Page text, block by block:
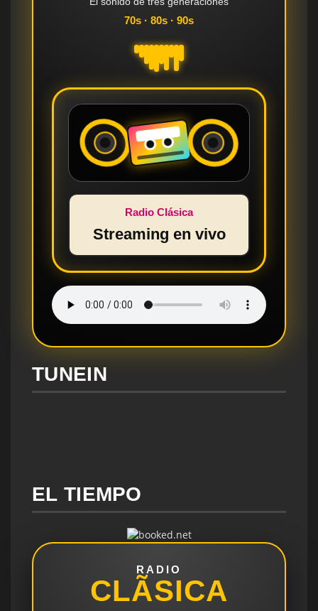
70s · 80s · 90s
Radio Clásica
Streaming en vivo
TUNEIN
EL TIEMPO
RADIO
CLÃSICA